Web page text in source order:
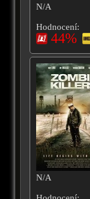
N/A
Hodnocení:
44%
N/A